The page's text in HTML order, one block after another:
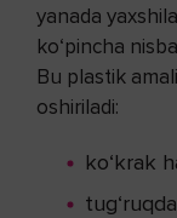
yanada
ko‘pincha
Bu plastik
oshiriladi:
ko‘krak